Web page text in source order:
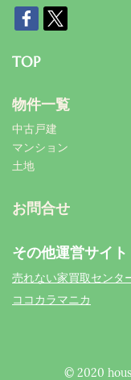
TOP
物件一覧
中古戸建
マンション
土地
お問合せ
その他運営サイト
売れない家買取センタ
ココカラマニカ
© 2020